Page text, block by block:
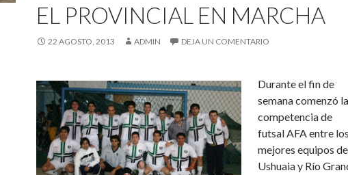
EL PROVINCIAL EN MARCHA
22 AGOSTO, 2013 ADMIN DEJA UN COMENTARIO
Durante el fin de
semana comenzó la
competencia de
futsal AFA entre
mejores equipos de
Ushuaia y Río